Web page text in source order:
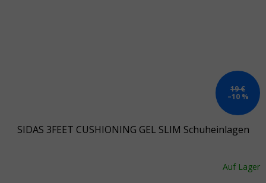
19 €
–10 %
SIDAS 3FEET CUSHIONING GEL SLIM Schuheinlagen
Auf Lager